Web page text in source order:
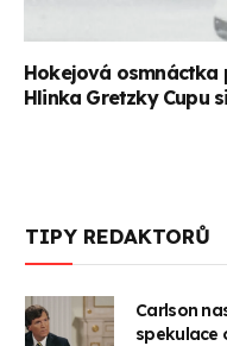
Hokejová osmnáctka
Hlinka Gretzky Cupu
TIPY REDAKTORŮ
Carlson
spekulace